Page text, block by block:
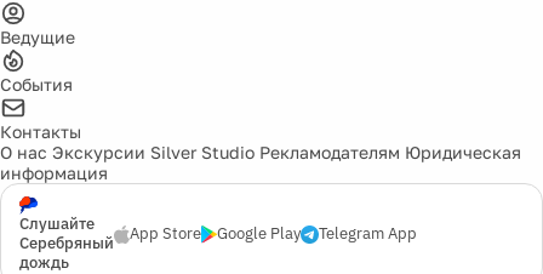
Ведущие
События
Контакты
О нас Экскурсии Silver Studio Рекламодателям Юридическая
информация
Слушайте
Серебряный
дождь
App Store Google Play Telegram App